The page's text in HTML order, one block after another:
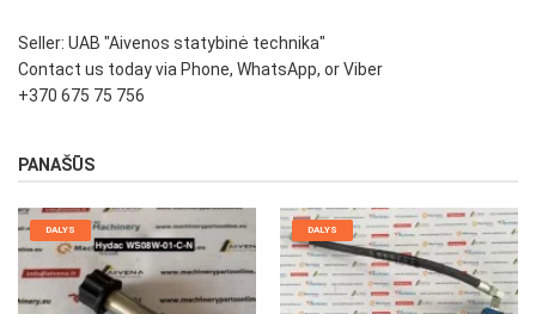
Seller: UAB "Aivenos statybinė technika"
Contact us today via Phone, WhatsApp, or Viber
+370 675 75 756
PANAŠŪS
DALYS DALYS